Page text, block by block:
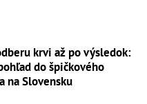
krvi až po výsledok:
do špičkového
na Slovensku